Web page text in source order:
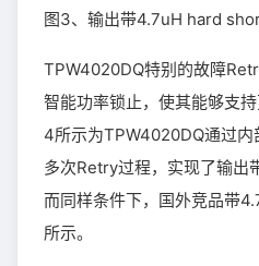
图3、输出带4.7uH hard
TPW4020DQ特别的故障
智能功率锁止，使其能够支
4所示为TPW4020DQ通过内
多次Retry过程，实现了输出
而同样条件下，国外竞品带
所示。